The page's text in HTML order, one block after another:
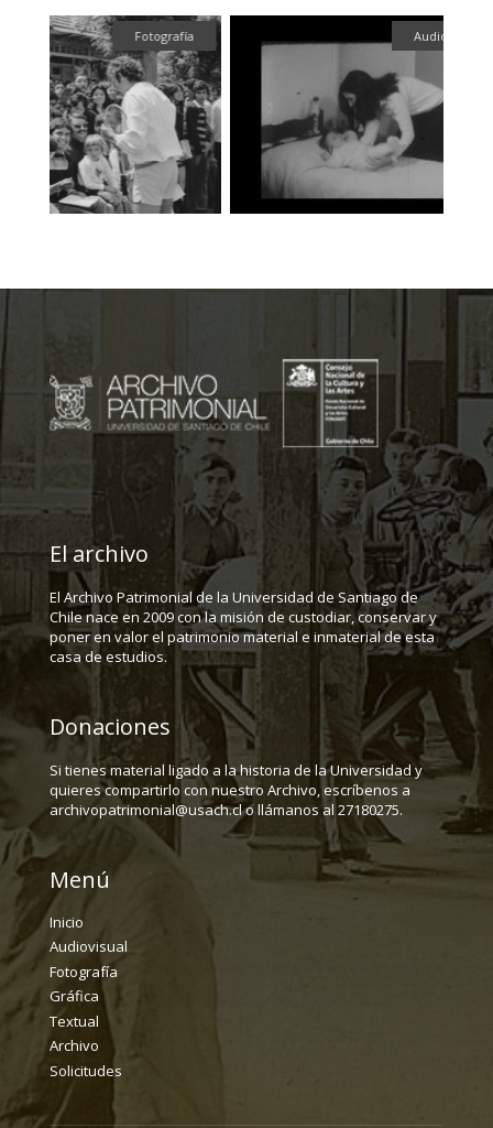
El archivo
El Archivo Patrimonial de la Universidad de Santiago de
Chile nace en 2009 con la misión de custodiar, conservar y
poner en valor el patrimonio material e inmaterial de esta
casa de estudios.
Donaciones
Si tienes material ligado a la historia de la Universidad y
quieres compartirlo con nuestro Archivo, escríbenos a
archivopatrimonial@usach.cl o llámanos al 27180275.
Menú
Inicio
Audiovisual
Fotografía
Gráfica
Textual
Archivo
Solicitudes